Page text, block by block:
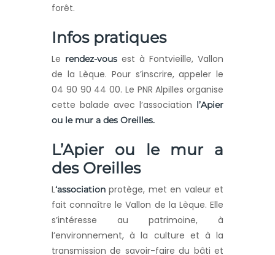
forêt.
Infos pratiques
Le rendez-vous est à Fontvieille, Vallon
de la Lèque. Pour s’inscrire, appeler le
04 90 90 44 00. Le PNR Alpilles organise
cette balade avec l’association l’Apier
ou le mur a des Oreilles.
L’Apier ou le mur a
des Oreilles
L‘association protège, met en valeur et
fait connaître le Vallon de la Lèque. Elle
s’intéresse au patrimoine, à
l’environnement, à la culture et à la
transmission de savoir-faire du bâti et